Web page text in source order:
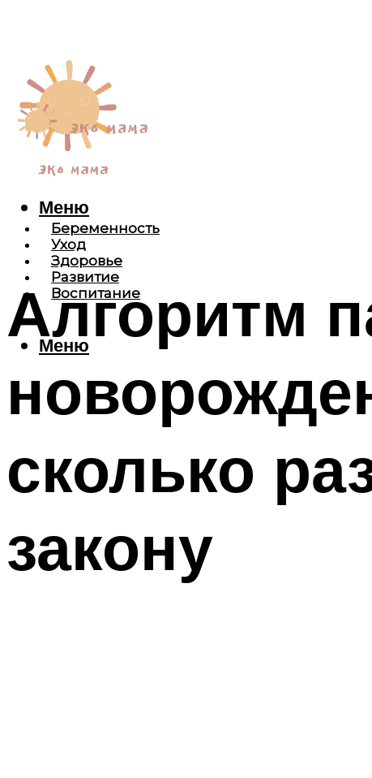
Беременность
Уход
Здоровье
Развитие
Воспитание
Меню
Меню
Алгоритм
сколько
закону